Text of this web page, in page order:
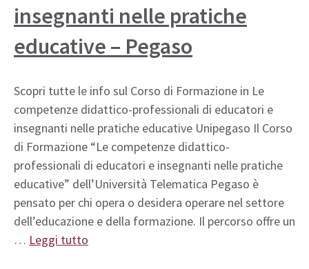
insegnanti nelle pratiche
educative – Pegaso
Scopri tutte le info sul Corso di Formazione in Le
competenze didattico-professionali di educatori e
insegnanti nelle pratiche educative Unipegaso Il Corso
di Formazione “Le competenze didattico-
professionali di educatori e insegnanti nelle pratiche
educative” dell’Università Telematica Pegaso è
pensato per chi opera o desidera operare nel settore
dell’educazione e della formazione. Il percorso offre un
… Leggi tutto